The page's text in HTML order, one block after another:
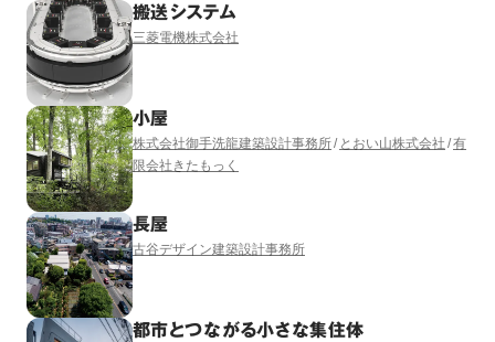
搬送システム
三菱電機株式会社
小屋
株式会社御手洗龍建築設計事務所 とおい山株式会社 有
限会社きたもっく
長屋
古谷デザイン建築設計事務所
都市とつながる小さな集住体